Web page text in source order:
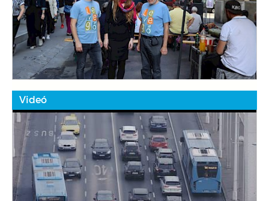
Videó